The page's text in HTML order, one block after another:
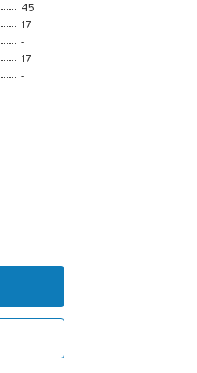
45
17
-
17
-